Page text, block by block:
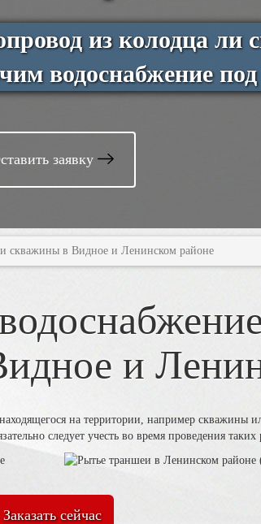
из колодца ли
водоснабжение
заявку
скважины в Видное и Ленинском районе
и
на территории, например скважины
следует учесть во время проведения таких
Заказать сейчас